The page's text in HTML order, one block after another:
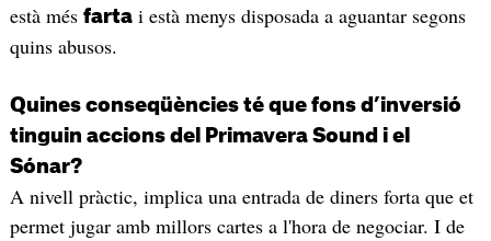
està més fartai està menys disposada a aguantar segons
quins abusos.
Quines conseqüències té que fons d’inversió
tinguin accions del Primavera Sound i el
Sónar?
A nivell pràctic, implica una entrada de diners forta que et
permet jugar amb millors cartes a l'hora de negociar. I de